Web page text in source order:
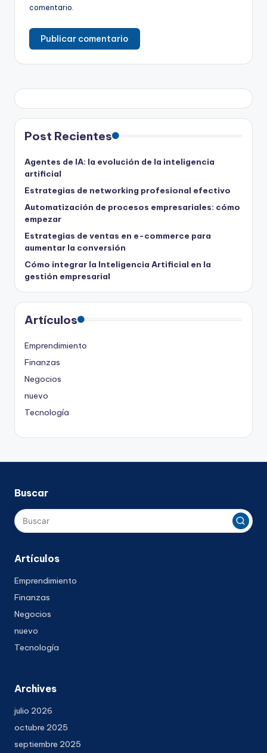
comentario.
Post Recientes
Agentes de IA: la evolución de la inteligencia
artificial
Estrategias de networking profesional efectivo
Automatización de procesos empresariales: cómo
empezar
Estrategias de ventas en e-commerce para
aumentar la conversión
Cómo integrar la Inteligencia Artificial en la
gestión empresarial
Artículos
Emprendimiento
Finanzas
Negocios
nuevo
Tecnología
Buscar
Artículos
Emprendimiento
Finanzas
Negocios
nuevo
Tecnología
Archives
julio 2026
octubre 2025
septiembre 2025